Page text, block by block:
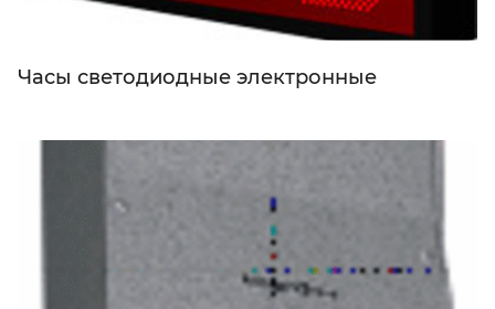
Часы светодиодные электронные